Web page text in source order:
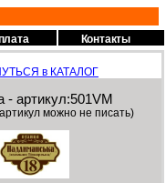
Контакты
в КАТАЛОГ
- артикул:501VM
можно не писать)